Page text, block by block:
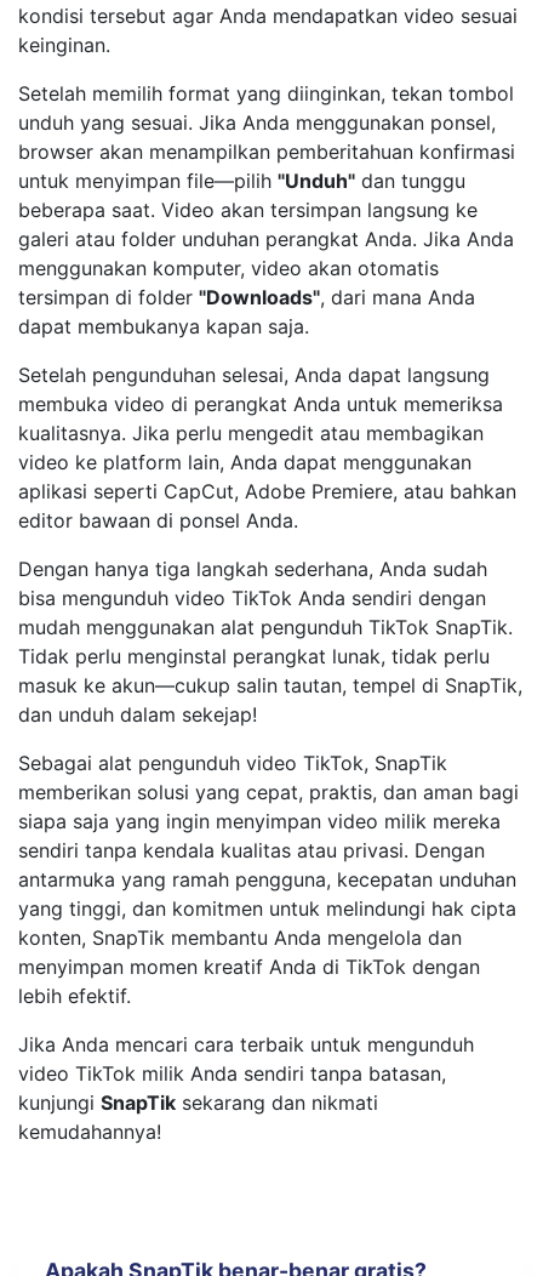
kondisi tersebut agar Anda mendapatkan video sesuai
keinginan.
Setelah memilih format yang diinginkan, tekan tombol
unduh yang sesuai. Jika Anda menggunakan ponsel,
browser akan menampilkan pemberitahuan konfirmasi
untuk menyimpan file—pilih "Unduh" dan tunggu
beberapa saat. Video akan tersimpan langsung ke
galeri atau folder unduhan perangkat Anda. Jika Anda
menggunakan komputer, video akan otomatis
tersimpan di folder "Downloads", dari mana Anda
dapat membukanya kapan saja.
Setelah pengunduhan selesai, Anda dapat langsung
membuka video di perangkat Anda untuk memeriksa
kualitasnya. Jika perlu mengedit atau membagikan
video ke platform lain, Anda dapat menggunakan
aplikasi seperti CapCut, Adobe Premiere, atau bahkan
editor bawaan di ponsel Anda.
Dengan hanya tiga langkah sederhana, Anda sudah
bisa mengunduh video TikTok Anda sendiri dengan
mudah menggunakan alat pengunduh TikTok SnapTik.
Tidak perlu menginstal perangkat lunak, tidak perlu
masuk ke akun—cukup salin tautan, tempel di SnapTik,
dan unduh dalam sekejap!
Sebagai alat pengunduh video TikTok, SnapTik
memberikan solusi yang cepat, praktis, dan aman bagi
siapa saja yang ingin menyimpan video milik mereka
sendiri tanpa kendala kualitas atau privasi. Dengan
antarmuka yang ramah pengguna, kecepatan unduhan
yang tinggi, dan komitmen untuk melindungi hak cipta
konten, SnapTik membantu Anda mengelola dan
menyimpan momen kreatif Anda di TikTok dengan
lebih efektif.
Jika Anda mencari cara terbaik untuk mengunduh
video TikTok milik Anda sendiri tanpa batasan,
kunjungi SnapTik sekarang dan nikmati
kemudahannya!